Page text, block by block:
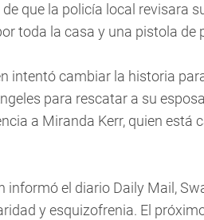
de que la policía local revisara
toda la casa y una pistola de
intentó cambiar la historia
para rescatar a su
a Miranda Kerr, quien está
informó el diario Daily Mail,
y esquizofrenia. El